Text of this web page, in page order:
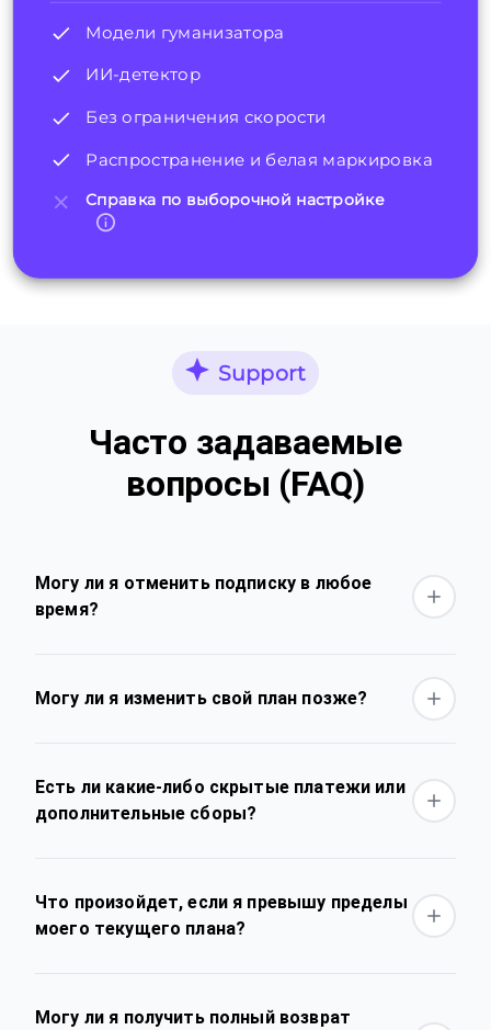
Модели гуманизатора
ИИ-детектор
Без ограничения скорости
Распространение и белая маркировка
Справка по выборочной настройке
Support
Часто задаваемые
вопросы (FAQ)
Могу ли я отменить подписку в любое
время?
Могу ли я изменить свой план позже?
Есть ли какие-либо скрытые платежи или
дополнительные сборы?
Что произойдет, если я превышу пределы
моего текущего плана?
Могу ли я получить полный возврат